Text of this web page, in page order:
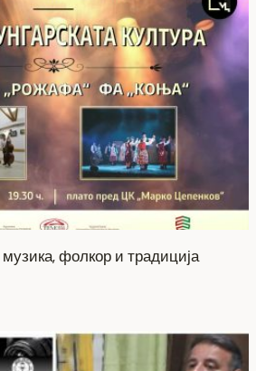
музика, фолкор и традиција